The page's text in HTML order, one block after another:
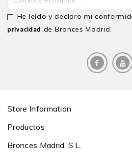
He leído y declaro mi
privacidad de Bronces Madrid.
Store Information
Productos
Bronces Madrid, S.L.